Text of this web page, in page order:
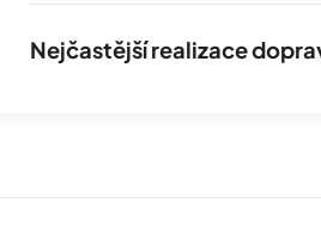
Nejčastější realizace